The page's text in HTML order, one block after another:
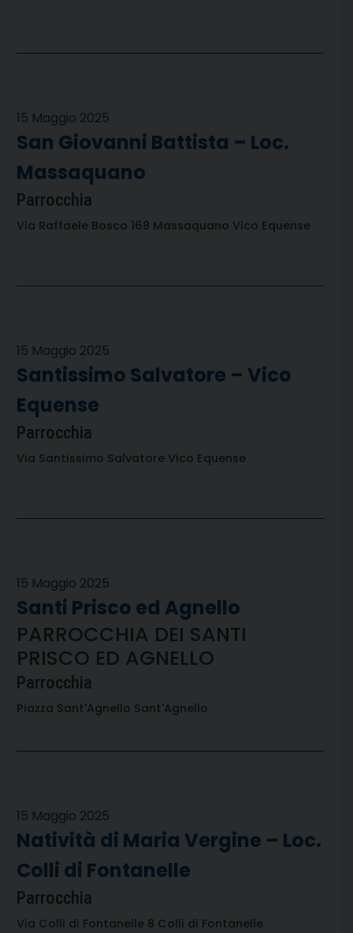
15 Maggio 2025
San Giovanni Battista – Loc.
Massaquano
Parrocchia
Via Raffaele Bosco 168 Massaquano Vico Equense
15 Maggio 2025
Santissimo Salvatore – Vico
Equense
Parrocchia
Via Santissimo Salvatore Vico Equense
15 Maggio 2025
Santi Prisco ed Agnello
PARROCCHIA DEI SANTI
PRISCO ED AGNELLO
Parrocchia
Piazza Sant'Agnello Sant'Agnello
15 Maggio 2025
Natività di Maria Vergine – Loc.
Colli di Fontanelle
Parrocchia
Via Colli di Fontanelle 8 Colli di Fontanelle